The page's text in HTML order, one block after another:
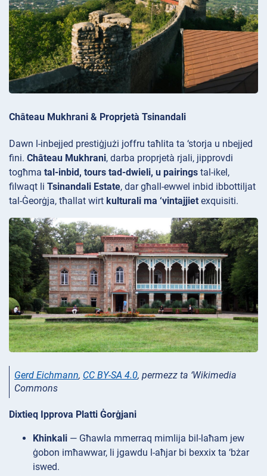
Château Mukhrani & Proprjetà Tsinandali
Dawn l-inbejjed prestiġjużi joffru taħlita ta ‘storja u nbejjed
fini. Château Mukhrani, darba proprjetà rjali, jipprovdi
togħma tal-inbid, tours tad-dwieli, u pairings tal-ikel,
filwaqt li Tsinandali Estate, dar għall-ewwel inbid ibbottiljat
tal-Ġeorġja, tħallat wirt kulturali ma ‘vintajjiet exquisiti.
Gerd Eichmann, CC BY-SA 4.0, permezz ta ‘Wikimedia
Commons
Dixtieq Ipprova Platti Ġorġjani
Khinkali — Għawla mmerraq mimlija bil-laħam jew
ġobon imħawwar, li jgawdu l-aħjar bi bexxix ta ‘bżar
iswed.